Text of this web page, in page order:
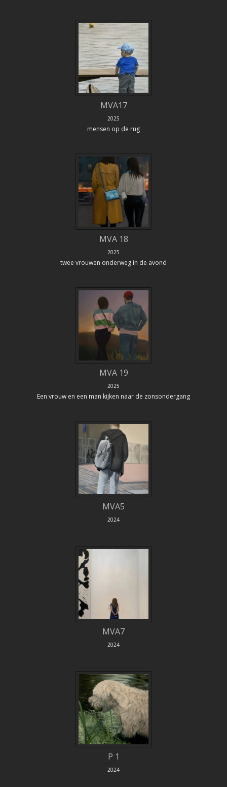
MVA17
2025
mensen op de rug
MVA 18
2025
twee vrouwen onderweg in de avond
MVA 19
2025
Een vrouw en een man kijken naar de zonsondergang
MVA5
2024
MVA7
2024
P 1
2024